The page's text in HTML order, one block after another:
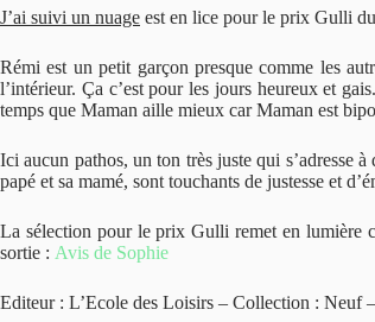
J’ai suivi un nuage est en lice pour le prix Gulli
Rémi est un petit garçon presque comme les
l’intérieur. Ça c’est pour les jours heureux et
temps que Maman aille mieux car Maman est
Ici aucun pathos, un ton très juste qui s’adresse
papé et sa mamé, sont touchants de justesse et
La sélection pour le prix Gulli remet en lumière
sortie : Avis de Sophie
Editeur : L’Ecole des Loisirs – Collection : Neuf